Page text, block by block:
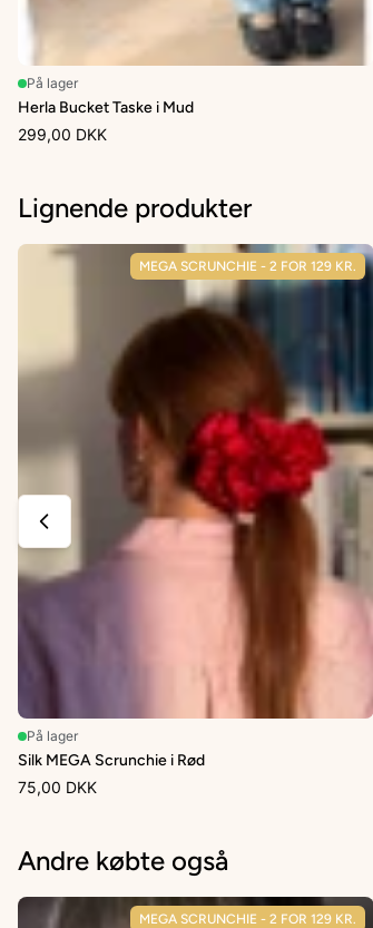
På lager
Herla Bucket Taske i Mud
299,00 DKK
Lignende produkter
MEGA SCRUNCHIE - 2 FOR 129 KR.
På lager
Silk MEGA Scrunchie i Rød
75,00 DKK
Andre købte også
MEGA SCRUNCHIE - 2 FOR 129 KR.